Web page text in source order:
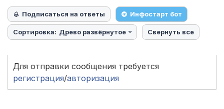
Подписаться на ответы Инфостарт бот
Сортировка: Древо развёрнутое Свернуть все
Для отправки сообщения требуется
регистрация/авторизация